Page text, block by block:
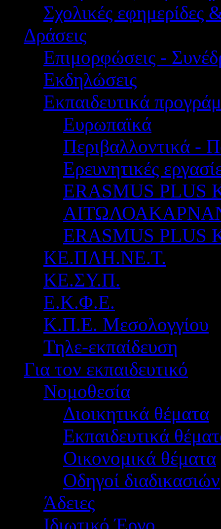
Σχολικές εφημερίδες
Δράσεις
Επιμορφώσεις -
Εκδηλώσεις
Εκπαιδευτικά
Ευρωπαϊκά
Περιβαλλοντικά -
Ερευνητικές
ERASMUS PLUS
ERASMUS
ΚΕ.ΠΛΗ.ΝΕ.Τ.
ΚΕ.ΣΥ.Π.
Ε.Κ.Φ.Ε.
Κ.Π.Ε. Μεσολογγίου
Τηλε-εκπαίδευση
Για τον εκπαιδευτικό
Νομοθεσία
Διοικητικά θέματα
Εκπαιδευτικά
Οικονομικά θέματα
Οδηγοί διαδικασιών
Άδειες
Ιδιωτικό Έργο